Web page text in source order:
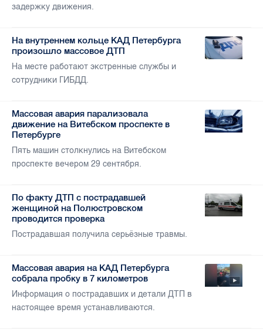
задержку движения.
На внутреннем кольце КАД Петербурга
произошло массовое ДТП
На месте работают экстренные службы и
сотрудники ГИБДД.
Массовая авария парализовала
движение на Витебском проспекте в
Петербурге
Пять машин столкнулись на Витебском
проспекте вечером 29 сентября.
По факту ДТП с пострадавшей
женщиной на Полюстровском
проводится проверка
Пострадавшая получила серьёзные травмы.
Массовая авария на КАД Петербурга
собрала пробку в 7 километров
Информация о пострадавших и детали ДТП в
настоящее время устанавливаются.